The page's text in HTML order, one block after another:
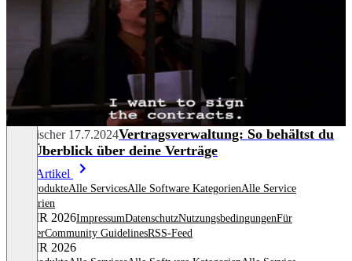
Tim Fischer 17.7.2024Vertragsverwaltung: So behältst du
den Überblick über deine Verträge
Mehr Artikel
Alle ProdukteAlle ServicesAlle Software KategorienAlle Service
Kategorien
© OMR 2026ImpressumDatenschutzNutzungsbedingungenFür
AnbieterCommunity GuidelinesRSS-Feed
© OMR 2026